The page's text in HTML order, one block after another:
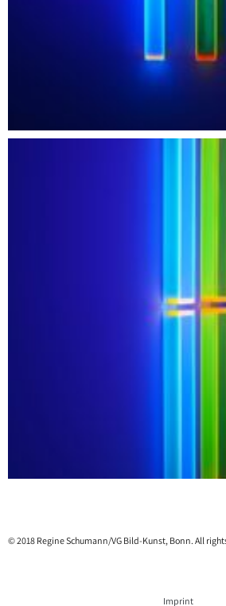
© 2018 Regine Schumann/VG Bild-Kunst, Bonn. All
Imprint